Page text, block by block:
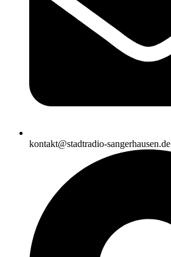
kontakt@stadtradio-sangerhausen.de